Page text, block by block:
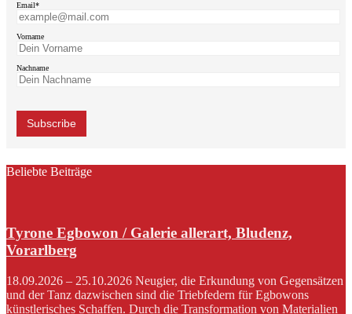
Email*
Vorname
Nachname
Beliebte Beiträge
Tyrone Egbowon / Galerie allerart, Bludenz,
Vorarlberg
18.09.2026 – 25.10.2026 Neugier, die Erkundung von Gegensätzen
und der Tanz dazwischen sind die Triebfedern für Egbowons
künstlerisches Schaffen. Durch die Transformation von Materialien